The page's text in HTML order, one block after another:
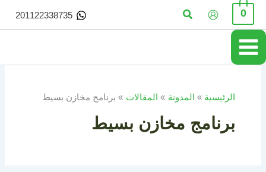
تخطي
المحتوى
0 البحث 201122338735
الرئيسية المدونة المقالات برنامج مخازن بسيط
برنامج مخازن بسيط